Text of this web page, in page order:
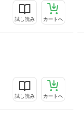
試し読み カートへ
試し読み カートへ